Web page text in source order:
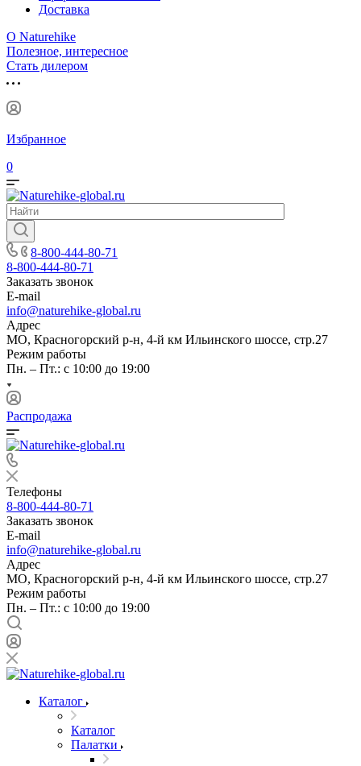
Доставка
О Naturehike
Полезное, интересное
Стать дилером
Избранное
0
8-800-444-80-71
8-800-444-80-71
Заказать звонок
E-mail
info@naturehike-global.ru
Адрес
МО, Красногорский р-н, 4-й км Ильинского шоссе, стр.27
Режим работы
Пн. – Пт.: с 10:00 до 19:00
Распродажа
Телефоны
8-800-444-80-71
Заказать звонок
E-mail
info@naturehike-global.ru
Адрес
МО, Красногорский р-н, 4-й км Ильинского шоссе, стр.27
Режим работы
Пн. – Пт.: с 10:00 до 19:00
Каталог
Каталог
Палатки